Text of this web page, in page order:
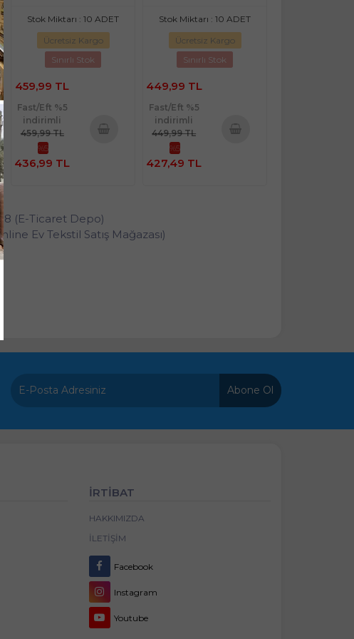
Stok Miktarı : 10 ADET
Ücretsiz Kargo
Sınırlı Stok
459,99 TL
Fast/Eft %5
indirimli
459,99 TL
%5
436,99 TL
Stok Miktarı : 10 ADET
Ücretsiz Kargo
Sınırlı Stok
449,99 TL
Fast/Eft %5
indirimli
449,99 TL
%5
427,49 TL
(E-Ticaret Depo)
Ev Tekstil Satış Mağazası)
Abone Ol
İRTİBAT
HAKKIMIZDA
İLETIŞIM
Facebook
Instagram
Youtube